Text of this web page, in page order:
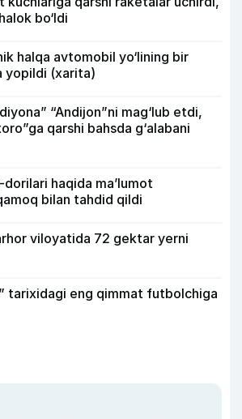
bo‘ldi
halqa avtomobil yo‘lining bir
yopildi (xarita)
“Andijon”ni mag‘lub etdi,
qarshi bahsda g‘alabani
dorilari haqida ma’lumot
bilan tahdid qildi
viloyatida 72 gektar yerni
tarixidagi eng qimmat futbolchiga